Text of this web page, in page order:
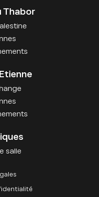
Thabor
salle